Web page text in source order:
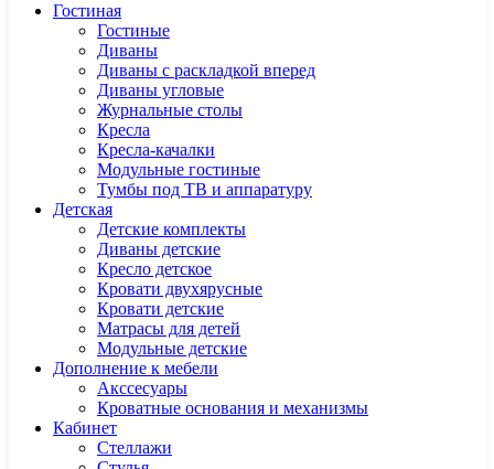
Гостиная
Гостиные
Диваны
Диваны с раскладкой вперед
Диваны угловые
Журнальные столы
Кресла
Кресла-качалки
Модульные гостиные
Тумбы под ТВ и аппаратуру
Детская
Детские комплекты
Диваны детские
Кресло детское
Кровати двухярусные
Кровати детские
Матрасы для детей
Модульные детские
Дополнение к мебели
Акссесуары
Кроватные основания и механизмы
Кабинет
Cтеллажи